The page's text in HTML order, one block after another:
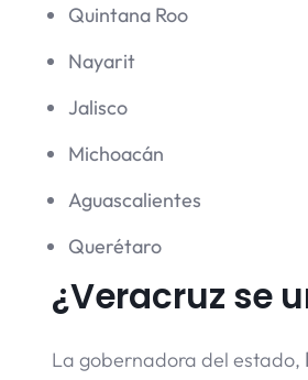
Quintana Roo
Nayarit
Jalisco
Michoacán
Aguascalientes
Querétaro
¿Veracruz se
La gobernadora del estado,